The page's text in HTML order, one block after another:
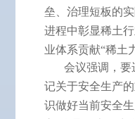
垒、治理短板的
进程中彰显稀土
业体系贡献“稀土
会议强调，要
记关于安全生产的
识做好当前安全